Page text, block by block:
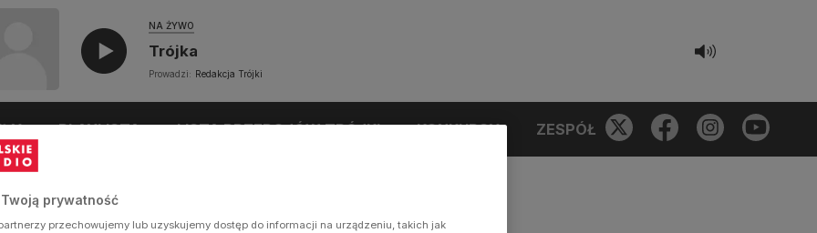
NA ŻYWO
Trójka
Prowadzi: Redakcja Trójki
PLAYLISTA LISTA PRZEBOJÓW TRÓJKI KONKURSY ZESPÓŁ
Twoją prywatność
przechowujemy lub uzyskujemy dostęp do informacji na urządzeniu, takich jak